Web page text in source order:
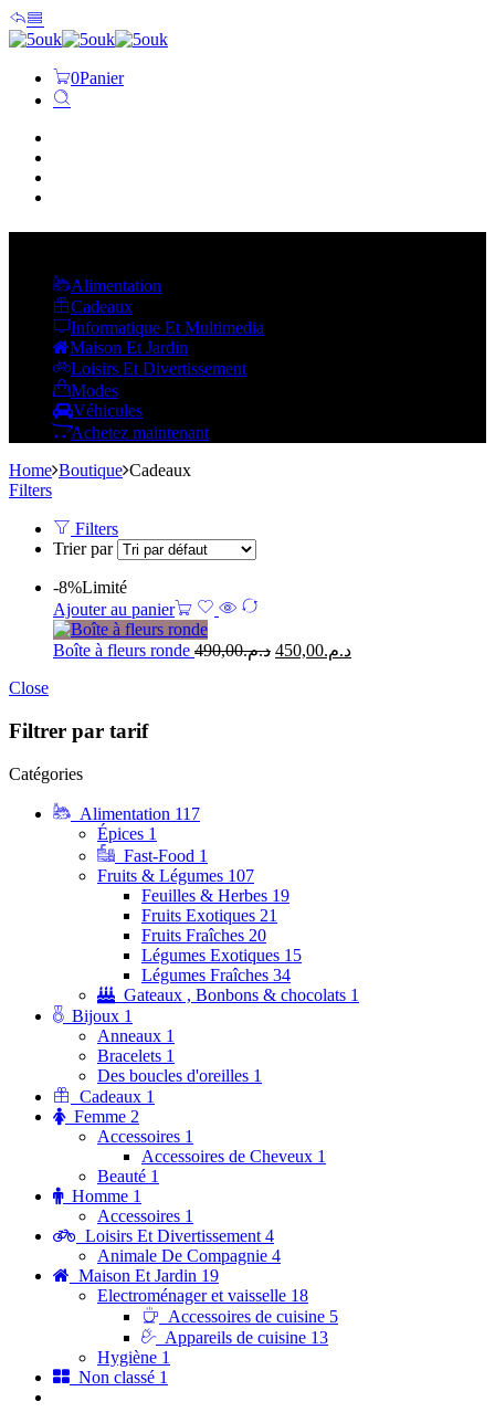
0Panier
Alimentation
Cadeaux
Informatique Et Multimedia
Maison Et Jardin
Loisirs Et Divertissement
Modes
Véhicules
Achetez maintenant
Home Boutique Cadeaux
Filters
Filters
Trier par
-8%Limité
Ajouter au panier
Boîte à fleurs ronde د.م.490,00 د.م.450,00
Close
Filtrer par tarif
Catégories
Alimentation 117
Épices 1
Fast-Food 1
Fruits & Légumes 107
Feuilles & Herbes 19
Fruits Exotiques 21
Fruits Fraîches 20
Légumes Exotiques 15
Légumes Fraîches 34
Gateaux , Bonbons & chocolats 1
Bijoux 1
Anneaux 1
Bracelets 1
Des boucles d'oreilles 1
Cadeaux 1
Femme 2
Accessoires 1
Accessoires de Cheveux 1
Beauté 1
Homme 1
Accessoires 1
Loisirs Et Divertissement 4
Animale De Compagnie 4
Maison Et Jardin 19
Electroménager et vaisselle 18
Accessoires de cuisine 5
Appareils de cuisine 13
Hygiène 1
Non classé 1